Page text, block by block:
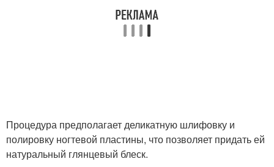
Процедура предполагает деликатную шлифовку и
полировку ногтевой пластины, что позволяет придать ей
натуральный глянцевый блеск.